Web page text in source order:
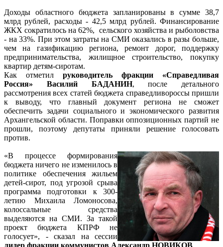
Доходы областного бюджета запланированы в сумме 38,7
млрд рублей, расходы - 42,5 млрд рублей. Финансирование
ЖКХ сократилось на 62%, сельского хозяйства и рыболовства
- на 33%. При этом затраты на СМИ оказались в разы больше,
чем на газификацию региона, ремонт дорог, поддержку
предпринимательства, жилищное строительство, покупку
квартир детям-сиротам.
Как отметил руководитель фракции «Справедливая
Россия» Василий БАДАНИН, после детального
рассмотрения всех статей бюджета справедливороссы пришли
к выводу, что главный документ региона не сможет
обеспечить задачи социального и экономического развития
Архангельской области. Поправки оппозиционных партий не
прошли, поэтому депутаты приняли решение голосовать
против.
«В процессе формирования
бюджета ничего не изменилось в
политике обеспечения жильем
детей-сирот, под угрозой срыва
программа подготовки к 300-
летию Михаила Ломоносова,
колоссальные средства
выделяются на СМИ. За такой
проект бюджета КПРФ не
голосует», - сказал на сессии
лидер фракции коммунистов Александр НОВИКОВ